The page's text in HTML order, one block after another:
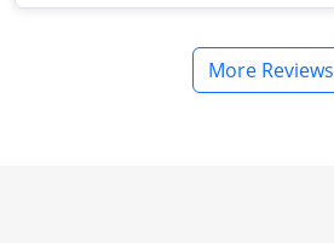
More Reviews